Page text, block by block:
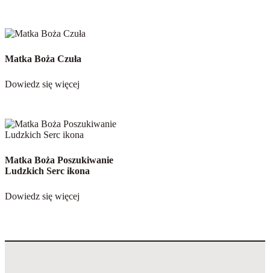
Matka Boża Czuła
Dowiedz się więcej
Matka Boża Poszukiwanie
Ludzkich Serc ikona
Dowiedz się więcej